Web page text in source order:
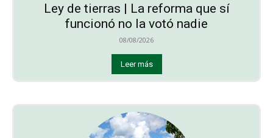
Ley de tierras | La reforma que sí
funcionó no la votó nadie
08/08/2026
Leer más